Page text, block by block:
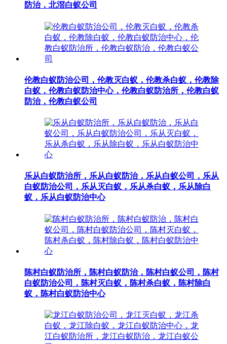
防治，北滘白蚁公司
伦教白蚁防治公司，伦教灭白蚁，伦教杀白蚁，伦教除
白蚁，伦教白蚁防治中心，伦教白蚁防治所，伦教白蚁
防治，伦教白蚁公司
乐从白蚁防治所，乐从白蚁防治，乐从白蚁公司，乐从
白蚁防治公司，乐从灭白蚁，乐从杀白蚁，乐从除白
蚁，乐从白蚁防治中心
陈村白蚁防治所，陈村白蚁防治，陈村白蚁公司，陈村
白蚁防治公司，陈村灭白蚁，陈村杀白蚁，陈村除白
蚁，陈村白蚁防治中心